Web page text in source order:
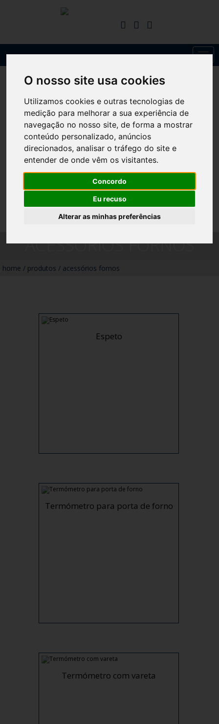
O nosso site usa cookies
Utilizamos cookies e outras tecnologias de
medição para melhorar a sua experiência de
navegação no nosso site, de forma a mostrar
conteúdo personalizado, anúncios
direcionados, analisar o tráfego do site e
entender de onde vêm os visitantes.
Concordo
Eu recuso
Alterar as minhas preferências
ACESSÓRIOS FORNOS
home / produtos / acessórios fornos
Espeto
Termómetro para porta de forno
Termómetro com vareta